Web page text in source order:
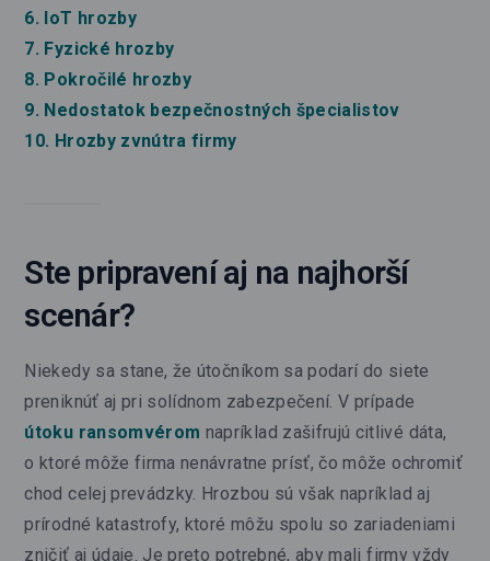
6. IoT hrozby
7. Fyzické hrozby
8. Pokročilé hrozby
9. Nedostatok bezpečnostných špecialistov
10. Hrozby zvnútra firmy
Ste pripravení aj na najhorší
scenár?
Niekedy sa stane, že útočníkom sa podarí do siete
preniknúť aj pri solídnom zabezpečení. V prípade
útoku ransomvérom napríklad zašifrujú citlivé dáta,
o ktoré môže firma nenávratne prísť, čo môže ochromiť
chod celej prevádzky. Hrozbou sú však napríklad aj
prírodné katastrofy, ktoré môžu spolu so zariadeniami
zničiť aj údaje. Je preto potrebné, aby mali firmy vždy